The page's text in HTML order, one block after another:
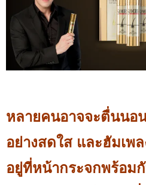
หลายคนอาจจะตื่นนอ
อย่างสดใส และฮัมเพล
อยู่ที่หน้ากระจกพร้อม